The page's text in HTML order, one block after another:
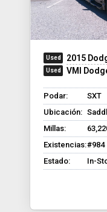
2015
VMI
Podar:
SXT
Ubicación:
Millas:
Existencias:#984
Estado:
In-